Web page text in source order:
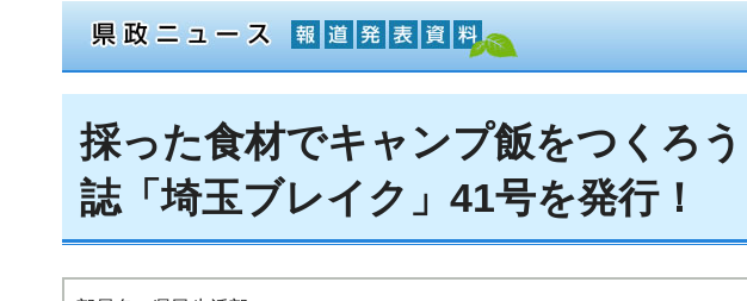
採った食材でキャンプ飯をつくろ
誌「埼玉ブレイク」41号を発行！